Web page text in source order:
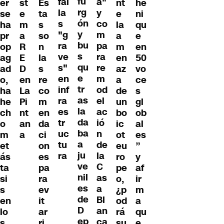
er
se
ha
pr
op
ag
ad
o,
ha
he
ch
o
m
et
ás
ta
si
s
en
lo
st
e
m
a
R
E
D
en
La
Pi
nt
an
a
Es
ta
s
so
n
la
s
re
co
m
en
da
ci
on
es
pa
ra
ev
it
ar
la
s
"g
ra
ve
s"
en
inf
ra
es
tr
uc
tu
ra
rg
ón
y
bu
s
qu
e
tr
as
la
da
ba
a
ju
ve
nil
es
de
D
y
co
m
pa
ra
re
m
od
el
ac
ió
n
de
la
C
as
a
Bl
an
nt
e
la
a
m
en
az
a
de
un
bo
ic
ot
eu
ro
pe
o,
¿p
od
rá
he
ni
qu
e
en
50
vo
ce
s
gl
ob
al
es
”
y
af
ir
m
a
qu